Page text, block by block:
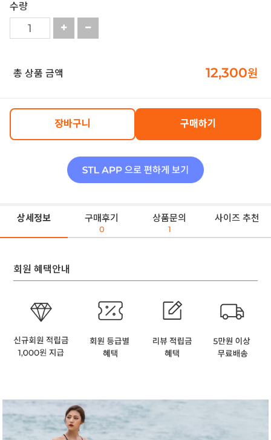
수량
총 상품 금액 12,300원
장바구니 구매하기
상세정보 구매후기
0
상품문의
1
사이즈 추천
회원 혜택안내